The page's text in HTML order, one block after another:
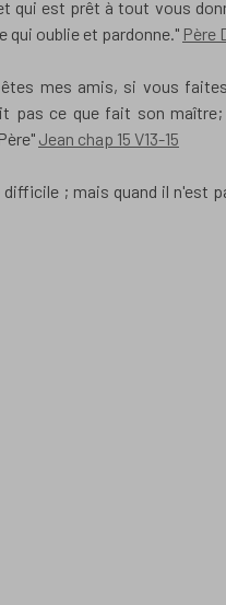
qui est prêt à tout vous
qui oublie et pardonne." Père
mes amis, si vous
pas ce que fait son
Jean chap 15 V13-15
; mais quand il n'est